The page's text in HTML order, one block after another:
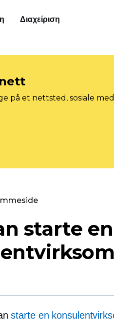
Διαχείριση
på et nettsted, sosiale
starte en
starte en